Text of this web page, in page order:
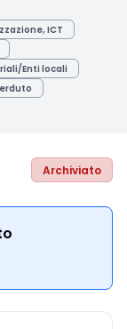
ICT
Enti locali
Archiviato